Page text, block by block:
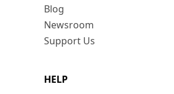
Blog
Newsroom
Support Us
HELP